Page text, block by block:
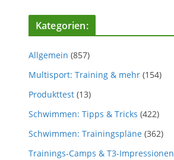
Kategorien:
Allgemein (857)
Multisport: Training & mehr (154)
Produkttest (13)
Schwimmen: Tipps & Tricks (422)
Schwimmen: Trainingspläne (362)
Trainings-Camps & T3-Impressionen